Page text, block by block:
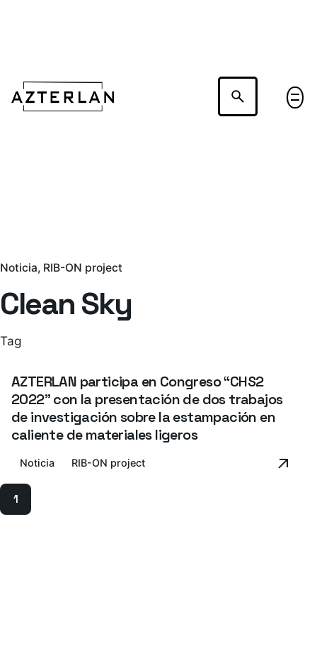
Noticia RIB-ON project
Clean Sky
Tag
AZTERLAN participa en Congreso “CHS2
2022” con la presentación de dos trabajos
de investigación sobre la estampación en
caliente de materiales ligeros
Noticia RIB-ON project
1